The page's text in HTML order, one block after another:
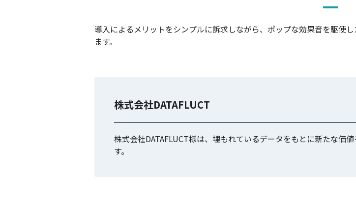
導入によるメリットをシンプルに訴求しながら、ポップな効果音を駆使
ます。
株式会社DATAFLUCT
株式会社DATAFLUCT様は、埋もれているデータをもとに新たな価
す。